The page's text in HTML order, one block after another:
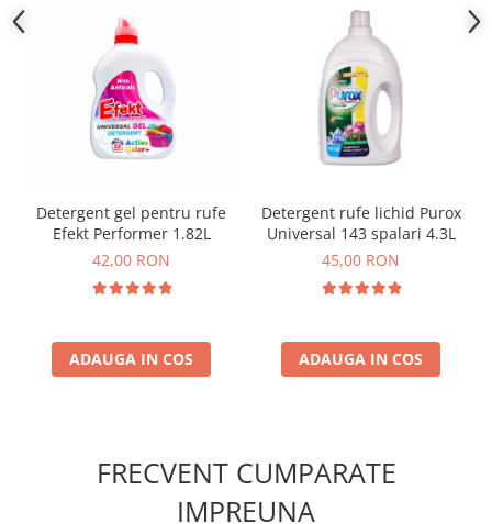
Detergent gel pentru rufe
Efekt Performer 1.82L
42,00 RON
ADAUGA IN COS
Detergent rufe lichid Purox
Universal 143 spalari 4.3L
45,00 RON
ADAUGA IN COS
FRECVENT CUMPARATE
IMPREUNA